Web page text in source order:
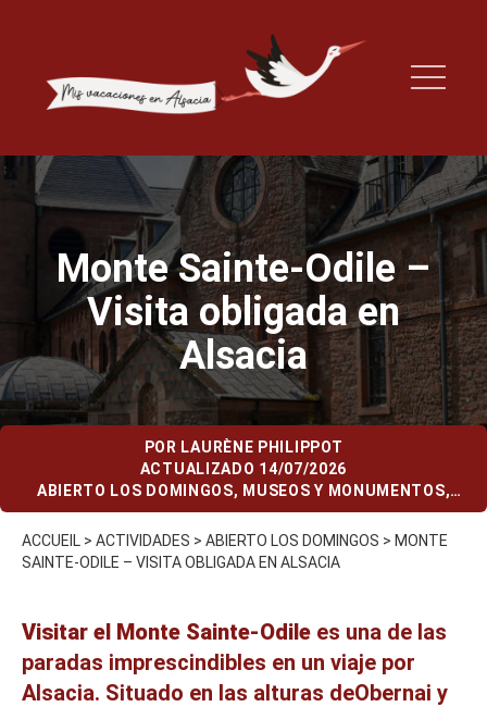
Monte Sainte-Odile –
Visita obligada en
Alsacia
POR LAURÈNE PHILIPPOT
ACTUALIZADO 14/07/2026
ABIERTO LOS DOMINGOS, MUSEOS Y MONUMENTOS,
PRESUPUESTO REDUCIDO
ACCUEIL > ACTIVIDADES > ABIERTO LOS DOMINGOS > MONTE
SAINTE-ODILE – VISITA OBLIGADA EN ALSACIA
Visitar el Monte Sainte-Odile es una de las
paradas imprescindibles en un viaje por
Alsacia. Situado en las alturas deObernai y